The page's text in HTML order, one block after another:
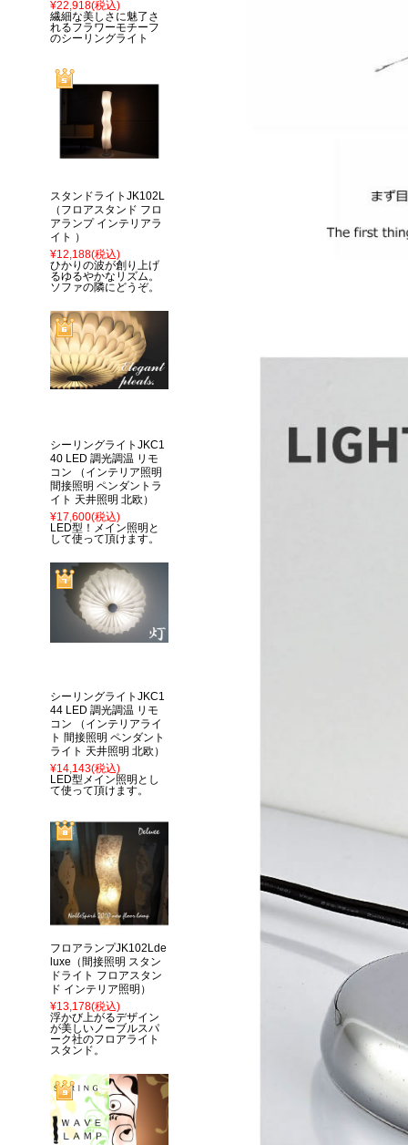
¥22,918(税込)
繊細な美しさに魅了さ
れるフラワーモチーフ
のシーリングライト
スタンドライトJK102L
（フロアスタンド フロ
アランプ インテリアラ
イト ）
¥12,188(税込)
ひかりの波が創り上げ
るゆるやかなリズム。
ソファの隣にどうぞ。
シーリングライトJKC1
40 LED 調光調温 リモ
コン （インテリア照明
間接照明 ペンダントラ
イト 天井照明 北欧）
¥17,600(税込)
LED型！メイン照明と
して使って頂けます。
シーリングライトJKC1
44 LED 調光調温 リモ
コン （インテリアライ
ト 間接照明 ペンダント
ライト 天井照明 北欧）
¥14,143(税込)
LED型メイン照明とし
て使って頂けます。
フロアランプJK102Lde
luxe（間接照明 スタン
ドライト フロアスタン
ド インテリア照明）
¥13,178(税込)
浮かび上がるデザイン
が美しいノーブルスパ
ーク社のフロアライト
スタンド。